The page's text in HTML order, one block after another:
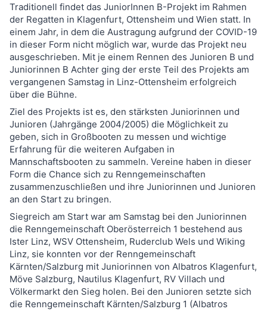
Traditionell findet das JuniorInnen B-Projekt im Rahmen
der Regatten in Klagenfurt, Ottensheim und Wien statt. In
einem Jahr, in dem die Austragung aufgrund der COVID-19
in dieser Form nicht möglich war, wurde das Projekt neu
ausgeschrieben. Mit je einem Rennen des Junioren B und
Juniorinnen B Achter ging der erste Teil des Projekts am
vergangenen Samstag in Linz-Ottensheim erfolgreich
über die Bühne.
Ziel des Projekts ist es, den stärksten Juniorinnen und
Junioren (Jahrgänge 2004/2005) die Möglichkeit zu
geben, sich in Großbooten zu messen und wichtige
Erfahrung für die weiteren Aufgaben in
Mannschaftsbooten zu sammeln. Vereine haben in dieser
Form die Chance sich zu Renngemeinschaften
zusammenzuschließen und ihre Juniorinnen und Junioren
an den Start zu bringen.
Siegreich am Start war am Samstag bei den Juniorinnen
die Renngemeinschaft Oberösterreich 1 bestehend aus
Ister Linz, WSV Ottensheim, Ruderclub Wels und Wiking
Linz, sie konnten vor der Renngemeinschaft
Kärnten/Salzburg mit Juniorinnen von Albatros Klagenfurt,
Möve Salzburg, Nautilus Klagenfurt, RV Villach und
Völkermarkt den Sieg holen. Bei den Junioren setzte sich
die Renngemeinschaft Kärnten/Salzburg 1 (Albatros